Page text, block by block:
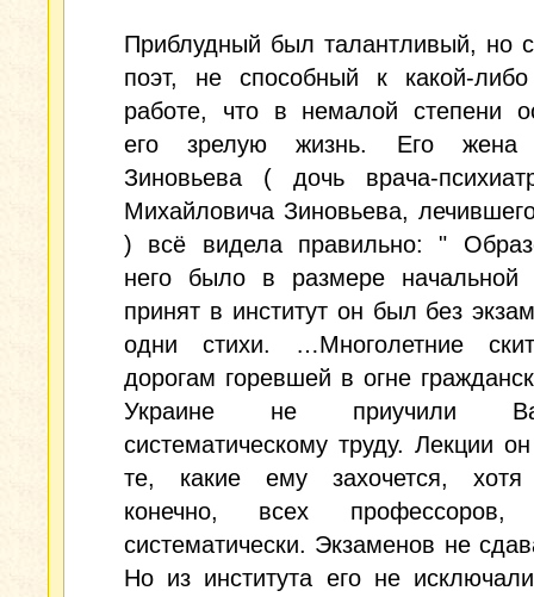
Приблудный был талантливый, но
поэт, не способный к какой-
работе, что в немалой степени
его зрелую жизнь. Его жена
Зиновьева ( дочь врача-
Михайловича Зиновьева,
) всё видела правильно: "
него было в размере
принят в институт он был без
одни стихи. …Многолетние
дорогам горевшей в огне
Украине не приучили
систематическому труду. Лекции
те, какие ему захочется,
конечно, всех
систематически. Экзаменов не
Но из института его не